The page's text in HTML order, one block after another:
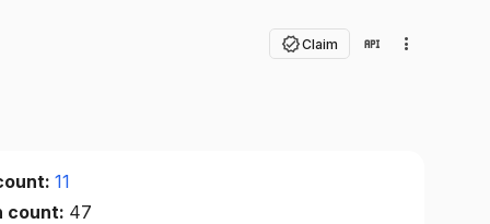
Claim
11
count: 47